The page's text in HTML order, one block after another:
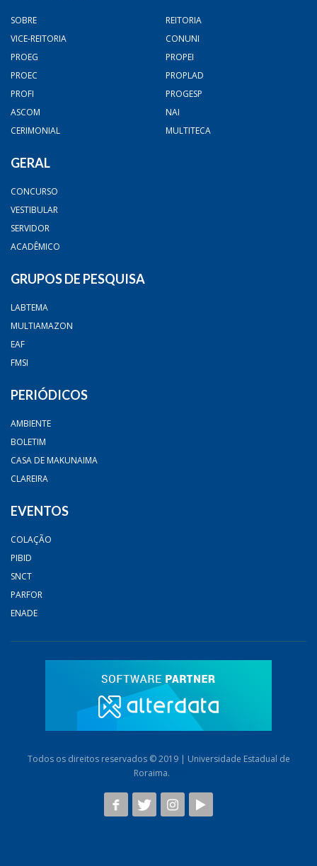
SOBRE
REITORIA
VICE-REITORIA
CONUNI
PROEG
PROPEI
PROEC
PROPLAD
PROFI
PROGESP
ASCOM
NAI
CERIMONIAL
MULTITECA
GERAL
CONCURSO
VESTIBULAR
SERVIDOR
ACADÊMICO
GRUPOS DE PESQUISA
LABTEMA
MULTIAMAZON
EAF
FMSI
PERIÓDICOS
AMBIENTE
BOLETIM
CASA DE MAKUNAIMA
CLAREIRA
EVENTOS
COLAÇÃO
PIBID
SNCT
PARFOR
ENADE
Todos os direitos reservados © 2019 | Universidade Estadual de
Roraima.